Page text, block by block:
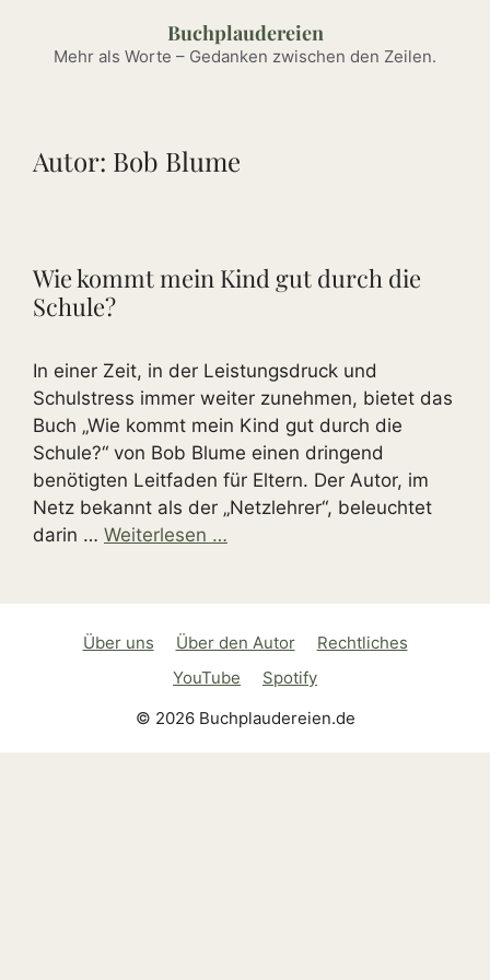
springen
Buchplaudereien
Mehr als Worte – Gedanken zwischen den Zeilen.
Autor: Bob Blume
Wie kommt mein Kind gut durch die
Schule?
In einer Zeit, in der Leistungsdruck und
Schulstress immer weiter zunehmen, bietet das
Buch „Wie kommt mein Kind gut durch die
Schule?“ von Bob Blume einen dringend
benötigten Leitfaden für Eltern. Der Autor, im
Netz bekannt als der „Netzlehrer“, beleuchtet
darin … Weiterlesen …
Über uns Über den Autor
Rechtliches
YouTube
Spotify
© 2026 Buchplaudereien.de